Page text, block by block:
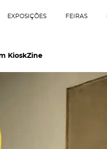
EXPOSIÇÕES FEIRAS
KioskZine